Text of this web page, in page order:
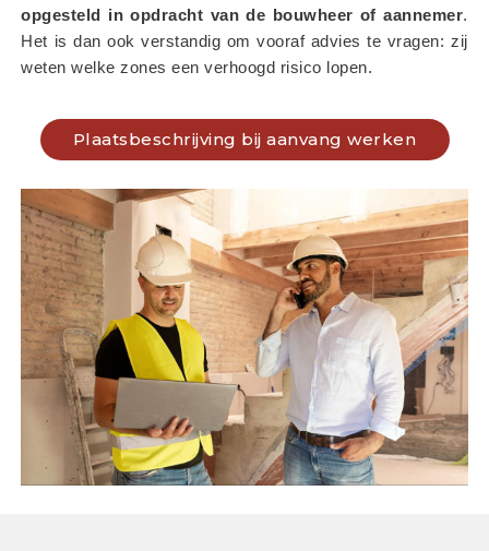
opgesteld in opdracht van de bouwheer of aannemer.
Het is dan ook verstandig om vooraf advies te vragen: zij
weten welke zones een verhoogd risico lopen.
Plaatsbeschrijving bij aanvang werken